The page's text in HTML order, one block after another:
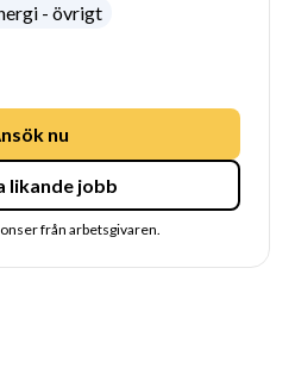
- övrigt
nu
likande jobb
från arbetsgivaren.